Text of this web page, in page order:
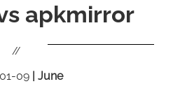
apkmirror
//
09 | June